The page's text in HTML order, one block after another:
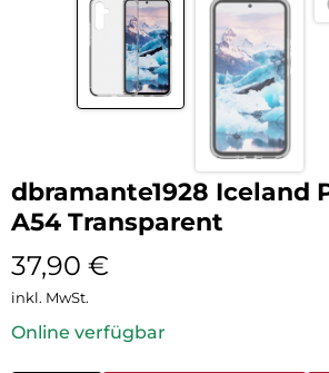
dbramante1928 Iceland
A54 Transparent
37,90 €
inkl. MwSt.
Online verfügbar